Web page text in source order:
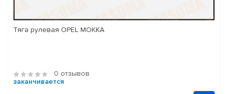
Тяга рулевая OPEL MOKKA
0 отзывов
заканчивается